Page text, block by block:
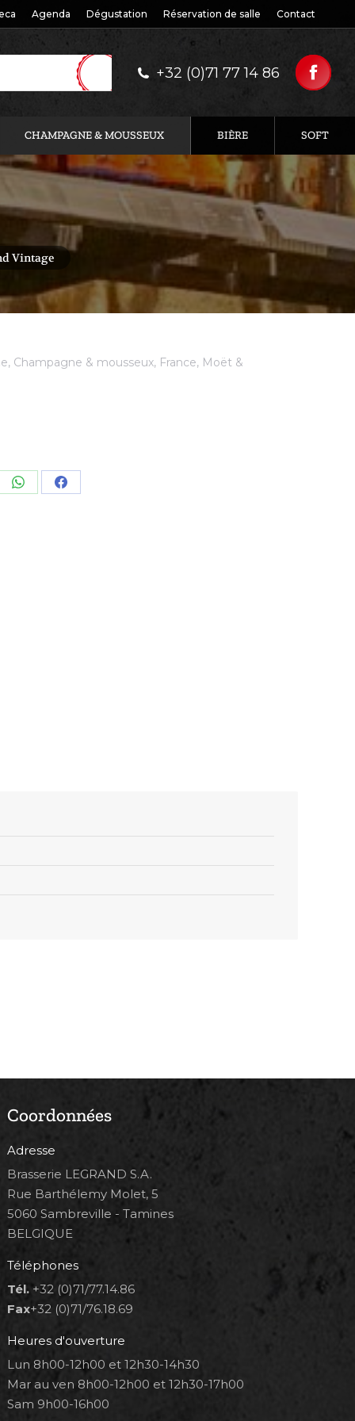
Agenda Dégustation Réservation de salle Contact
+32 (0)71 77 14 86
CHAMPAGNE & MOUSSEUX BIÈRE SOFT
Vintage
, Champagne & mousseux, France, Moët &
Share Share
Coordonnées
Adresse
Brasserie LEGRAND S.A.
Rue Barthélemy Molet, 5
5060 Sambreville - Tamines
BELGIQUE
Téléphones
Tél. +32 (0)71/77.14.86
Fax+32 (0)71/76.18.69
Heures d'ouverture
Lun 8h00-12h00 et 12h30-14h30
Mar au ven 8h00-12h00 et 12h30-17h00
Sam 9h00-16h00